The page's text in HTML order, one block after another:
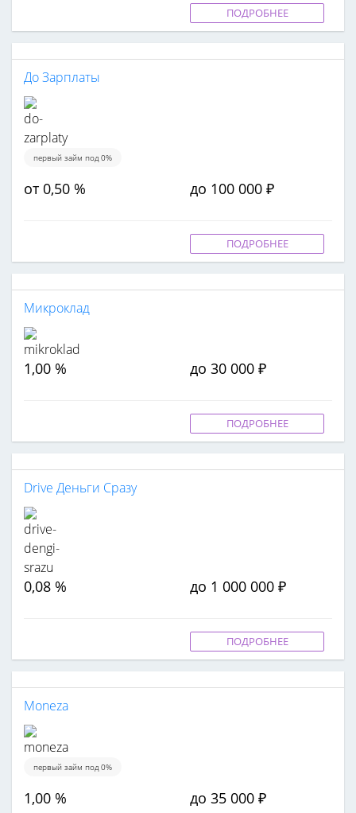
ПОДРОБНЕЕ
До Зарплаты
первый займ под 0%
от 0,50 % до 100 000 ₽
ПОДРОБНЕЕ
Микроклад
1,00 % до 30 000 ₽
ПОДРОБНЕЕ
Drive Деньги Сразу
0,08 % до 1 000 000 ₽
ПОДРОБНЕЕ
Moneza
первый займ под 0%
1,00 % до 35 000 ₽